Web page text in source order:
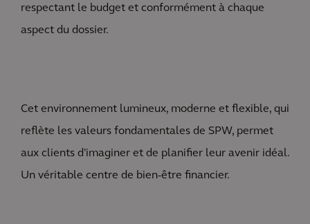
respectant le budget et conformément à chaque
aspect du dossier.
Cet environnement lumineux, moderne et flexible, qui
reflète les valeurs fondamentales de SPW, permet
aux clients d'imaginer et de planifier leur avenir idéal.
Un véritable centre de bien-être financier.